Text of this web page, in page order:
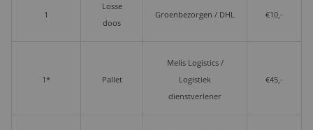
1
Losse
doos
Groenbezorgen / DHL €10,-
1* Pallet
Melis Logistics /
Logistiek
dienstverlener
€45,-